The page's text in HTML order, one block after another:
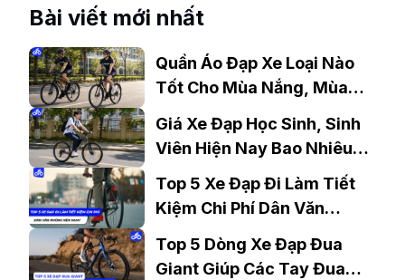
Bài viết mới nhất
Quần Áo Đạp Xe Loại Nào
Tốt Cho Mùa Nắng, Mùa
Giá Xe Đạp Học Sinh, Sinh
Viên Hiện Nay Bao Nhiêu?
Gợi Ý Mẫu Đáng Mua
Top 5 Xe Đạp Đi Làm Tiết
Kiệm Chi Phí Dân Văn
Phòng Nên Mua?
Top 5 Dòng Xe Đạp Đua
Giant Giúp Các Tay Đua